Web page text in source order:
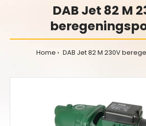
DAB Jet 82 M
Home DAB Jet 82 M 230V